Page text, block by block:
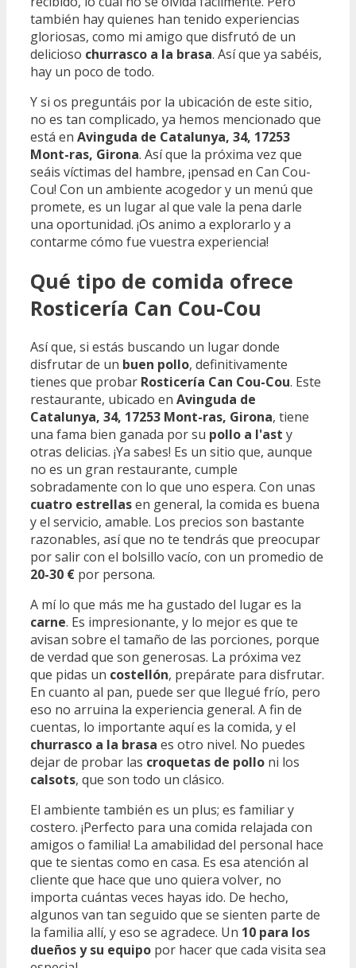
también hay quienes han tenido experiencias
gloriosas, como mi amigo que disfrutó de un
delicioso churrasco a la brasa. Así que ya sabéis,
hay un poco de todo.
Y si os preguntáis por la ubicación de este sitio,
no es tan complicado, ya hemos mencionado que
está en Avinguda de Catalunya, 34, 17253
Mont-ras, Girona. Así que la próxima vez que
seáis víctimas del hambre, ¡pensad en Can Cou-
Cou! Con un ambiente acogedor y un menú que
promete, es un lugar al que vale la pena darle
una oportunidad. ¡Os animo a explorarlo y a
contarme cómo fue vuestra experiencia!
Qué tipo de comida ofrece
Rosticería Can Cou-Cou
Así que, si estás buscando un lugar donde
disfrutar de un buen pollo, definitivamente
tienes que probar Rosticería Can Cou-Cou. Este
restaurante, ubicado en Avinguda de
Catalunya, 34, 17253 Mont-ras, Girona, tiene
una fama bien ganada por su pollo a l'ast y
otras delicias. ¡Ya sabes! Es un sitio que, aunque
no es un gran restaurante, cumple
sobradamente con lo que uno espera. Con unas
cuatro estrellasen general, la comida es buena
y el servicio, amable. Los precios son bastante
razonables, así que no te tendrás que preocupar
por salir con el bolsillo vacío, con un promedio de
20-30 € por persona.
A mí lo que más me ha gustado del lugar es la
carne. Es impresionante, y lo mejor es que te
avisan sobre el tamaño de las porciones, porque
de verdad que son generosas. La próxima vez
que pidas un costellón, prepárate para disfrutar.
En cuanto al pan, puede ser que llegué frío, pero
eso no arruina la experiencia general. A fin de
cuentas, lo importante aquí es la comida, y el
churrasco a la brasa es otro nivel. No puedes
dejar de probar las croquetas de pollo ni los
calsots, que son todo un clásico.
El ambiente también es un plus; es familiar y
costero. ¡Perfecto para una comida relajada con
amigos o familia! La amabilidad del personal hace
que te sientas como en casa. Es esa atención al
cliente que hace que uno quiera volver, no
importa cuántas veces hayas ido. De hecho,
algunos van tan seguido que se sienten parte de
la familia allí, y eso se agradece. Un 10 para los
dueños y su equipo por hacer que cada visita sea